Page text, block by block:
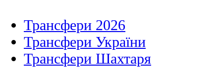
Трансфери 2026
Трансфери України
Трансфери Шахтаря